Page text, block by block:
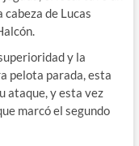
de Lucas
y la
pelota parada, esta
ataque, y esta vez
marcó el segundo